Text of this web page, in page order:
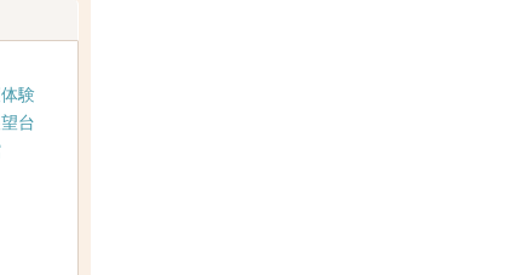
験
台